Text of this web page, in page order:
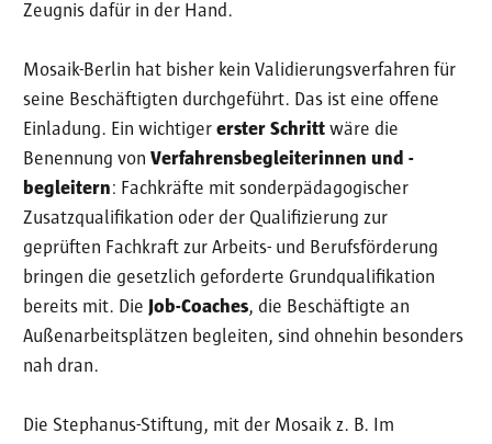
Zeugnis dafür in der Hand.
Mosaik-Berlin hat bisher kein Validierungsverfahren für
seine Beschäftigten durchgeführt. Das ist eine offene
Einladung. Ein wichtiger erster Schritt wäre die
Benennung von Verfahrensbegleiterinnen und -
begleitern: Fachkräfte mit sonderpädagogischer
Zusatzqualifikation oder der Qualifizierung zur
geprüften Fachkraft zur Arbeits- und Berufsförderung
bringen die gesetzlich geforderte Grundqualifikation
bereits mit. Die Job-Coaches, die Beschäftigte an
Außenarbeitsplätzen begleiten, sind ohnehin besonders
nah dran.
Die Stephanus-Stiftung, mit der Mosaik z. B. Im